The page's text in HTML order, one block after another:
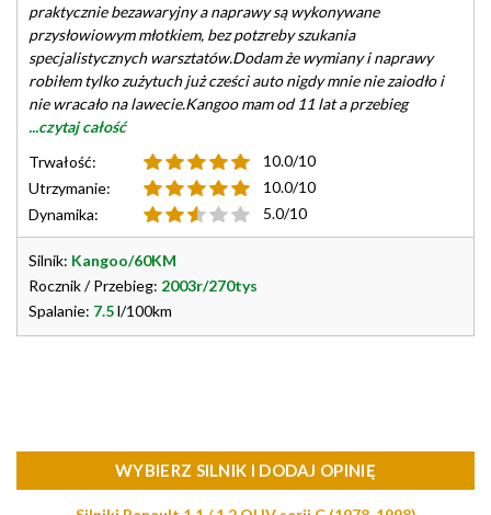
praktycznie bezawaryjny a naprawy są wykonywane
przysłowiowym młotkiem, bez potzreby szukania
specjalistycznych warsztatów.Dodam że wymiany i naprawy
robiłem tylko zużytuch już cześci auto nigdy mnie nie zaiodło i
nie wracało na lawecie.Kangoo mam od 11 lat a przebieg
...czytaj całość
Trwałość:
10.0/10
Utrzymanie:
10.0/10
Dynamika:
5.0/10
Silnik: Kangoo/60KM
Rocznik / Przebieg: 2003r/270tys
Spalanie: 7.5l/100km
WYBIERZ SILNIK I DODAJ OPINIĘ